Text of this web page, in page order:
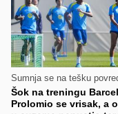
Sumnja se na tešku
Šok na treningu
Prolomio se vrisak, a